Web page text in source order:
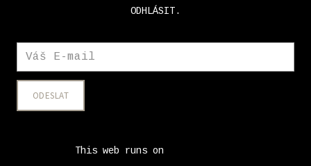
ODHLÁSIT.
ODESLAT
This web runs on